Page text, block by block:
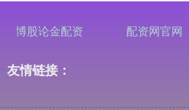
博股论金配资 配资网官网
友情链接：